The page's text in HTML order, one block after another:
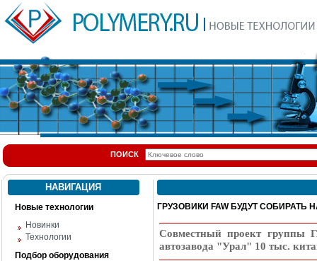
ПОИСК
НАВИГАЦИЯ
Новые технологии
Новинки
Технологии
Подбор оборудования
ГРУЗОВИКИ FAW БУДУТ СОБИРАТЬ
Совместный проект группы
автозавода "Урал" 10 тыс.